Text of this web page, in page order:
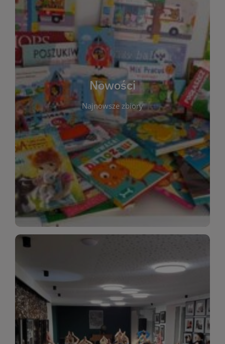
Nowości
Najnowsze zbiory
W tej sekcji prezentujemy najnowsze książki,
audiobooki oraz filmy, które właśnie trafiły do
zbiorów Miejskiej Biblioteki Publicznej w
Starachowicach. Regularnie aktualizujemy listę,
aby Czytelnicy mogli na bieżąco odkrywać świeże
tytuły i najciekawsze premiery wydawnicze. Każda
pozycja opatrzona jest krótkim opisem i
informacją o dostępności w katalogu. Zachęcamy
do częstych odwiedzin – nowości pojawiają się
niemal każdego tygodnia! Dzięki tej zakładce
zawsze będziesz wiedzieć, co warto przeczytać
jako pierwsze.
WIĘCEJ
rozbudzać miłość do książek od najmłodszych lat.
Zapraszamy do wspólnej zabawy i odkrywania
świata literatury!
WIĘCEJ